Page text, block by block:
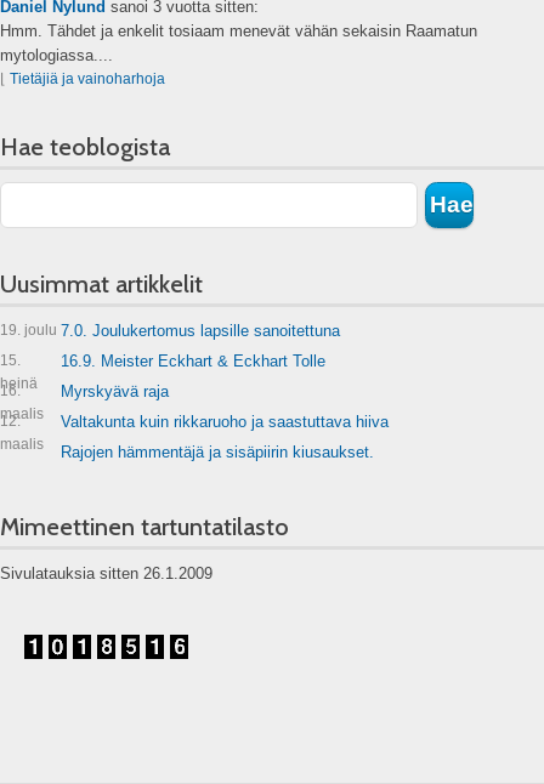
Daniel Nylund sanoi 3 vuotta sitten:
Hmm. Tähdet ja enkelit tosiaam menevät vähän sekaisin Raamatun
mytologiassa....
⌊ Tietäjiä ja vainoharhoja
Hae teoblogista
Uusimmat artikkelit
19. joulu 7.0. Joulukertomus lapsille sanoitettuna
15.
heinä
16.9. Meister Eckhart & Eckhart Tolle
16.
maalis
Myrskyävä raja
12.
maalis
Valtakunta kuin rikkaruoho ja saastuttava hiiva
Rajojen hämmentäjä ja sisäpiirin kiusaukset.
Mimeettinen tartuntatilasto
Sivulatauksia sitten 26.1.2009